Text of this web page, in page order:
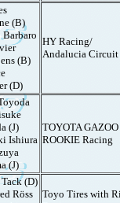
(B)
(B)
(D)
HY Racing/
Andalucia Circuit
(J)
Ishiura
(J)
TOYOTA GAZOO
ROOKIE Racing
(D)
Röss
Toyo Tires with